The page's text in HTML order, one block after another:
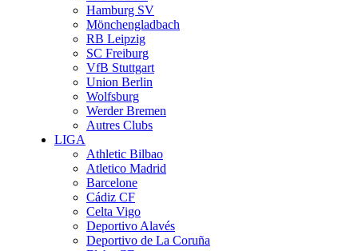
Hamburg SV
Mönchengladbach
RB Leipzig
SC Freiburg
VfB Stuttgart
Union Berlin
Wolfsburg
Werder Bremen
Autres Clubs
LIGA
Athletic Bilbao
Atletico Madrid
Barcelone
Cádiz CF
Celta Vigo
Deportivo Alavés
Deportivo de La Coruña